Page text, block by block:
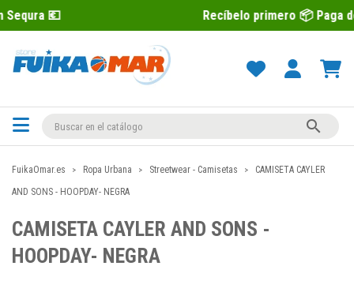
Recíbelo primero 📦 Paga después

FuikaOmar.es Ropa Urbana Streetwear - Camisetas
CAMISETA CAYLER
AND SONS - HOOPDAY- NEGRA
CAMISETA CAYLER AND SONS -
HOOPDAY- NEGRA